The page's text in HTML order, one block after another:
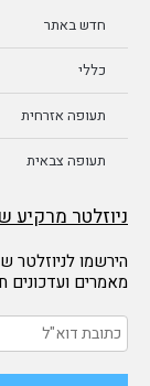
חדש באתר
כללי
תעופה אזרחית
תעופה צבאית
ניוזלטר מרקיע
הירשמו לניוזלטר
מאמרים